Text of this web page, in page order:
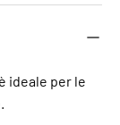
ideale per le